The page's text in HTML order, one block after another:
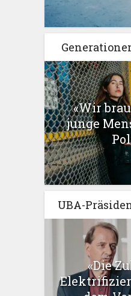
«Wir
junge
UBA-
«Die